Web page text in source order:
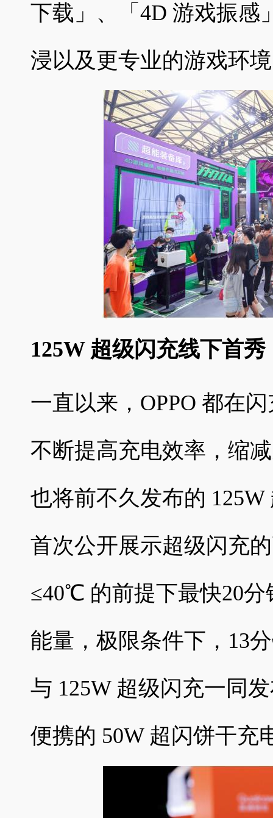
下载」、「4D 游戏振感
浸以及更专业的游戏环
125W 超级闪充线下首
一直以来，OPPO 都在
不断提高充电效率，缩
也将前不久发布的
首次公开展示超级闪充
≤40℃ 的前提下最快20分
能量，极限条件下，13
与 125W 超级闪充一同
便携的 50W 超闪饼干充